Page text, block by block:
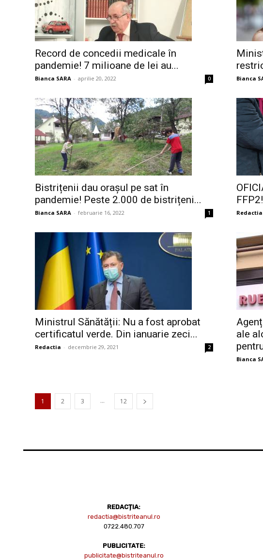
Record de concedii medicale în
pandemie! 7 milioane de lei au...
Bianca SARA - aprilie 20, 2022 0 Bianca
Bistrițenii dau orașul pe sat în
pandemie! Peste 2.000 de bistrițeni...
Bianca SARA - februarie 16, 2022 1 Redactia
Ministrul Sănătății: Nu a fost aprobat
certificatul verde. Din ianuarie zeci...
Redactia - decembrie 29, 2021 2
ale
Bianca
1 2 3 ... 12
REDACȚIA:
redactia@bistriteanul.ro
0722.480.707
PUBLICITATE:
publicitate@bistriteanul.ro